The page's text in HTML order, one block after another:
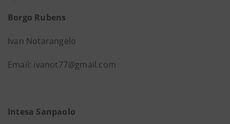
Borgo Rubens
Ivan Notarangelo
Email: ivanot77@gmail.com
Intesa Sanpaolo